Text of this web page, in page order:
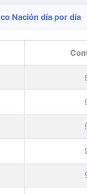
Nación día por día